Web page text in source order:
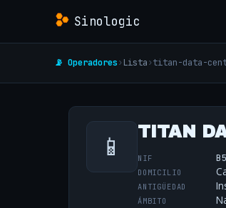
Sinologic
📡 Operadores› Lista›titan-data-
📱 TITAN
NIF
DOMICILIO
ANTIGÜEDAD
ÁMBITO